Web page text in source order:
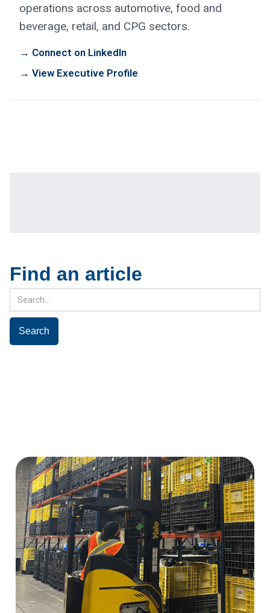
Find an article
operations across automotive, food and
beverage, retail, and CPG sectors.
→ Connect on LinkedIn
→ View Executive Profile